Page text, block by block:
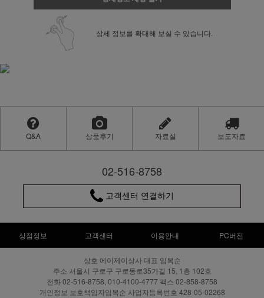
상세 정보를 확대해 보실 수 있습니다.
Q&A 상품후기 자료실 보도자료
02-516-8758
고객센터 연결하기
상점정보 고객센터 이용안내 PC버전
상호 에이제이상사 대표 임복순
주소 서울시 구로구 구로동로35가길 15, 1층 102호
전화 02-516-8758, 010-4100-4777 팩스 02-858-8758
개인정보 보호책임자임복순 사업자등록번호 428-05-02268